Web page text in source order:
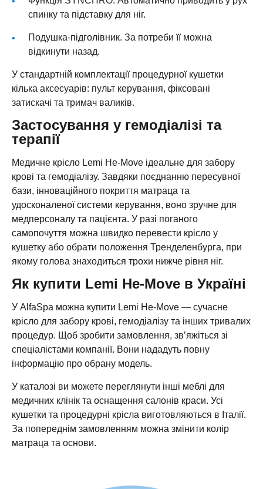
спинку та підставку для ніг.
Подушка-підголівник. За потреби її можна
відкинути назад.
У стандартній комплектації процедурної кушетки
кілька аксесуарів: пульт керування, фіксовані
затискачі та тримач валиків.
Застосування у гемодіалізі та
терапії
Медичне крісло Lemi He-Move ідеальне для забору
крові та гемодіалізу. Завдяки поєднанню пересувної
бази, інноваційного покриття матраца та
удосконаленої системи керування, воно зручне для
медперсоналу та пацієнта. У разі поганого
самопочуття можна швидко перевести крісло у
кушетку або обрати положення Тренделенбурга, при
якому голова знаходиться трохи нижче рівня ніг.
Як купити Lemi He-Move в Україні
У AlfaSpa можна купити Lemi He-Move — сучасне
крісло для забору крові, гемодіалізу та інших тривалих
процедур. Щоб зробити замовлення, зв’яжіться зі
спеціалістами компанії. Вони нададуть повну
інформацію про обрану модель.
У каталозі ви можете переглянути інші меблі для
медичних клінік та оснащення салонів краси. Усі
кушетки та процедурні крісла виготовляються в Італії.
За попереднім замовленням можна змінити колір
матраца та основи.